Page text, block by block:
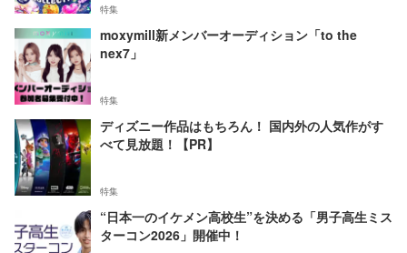
特集
moxymill新メンバーオーディション「to the
nex7」
特集
ディズニー作品はもちろん！ 国内外の人気作がす
べて見放題！【PR】
特集
“日本一のイケメン高校生”を決める「男子高生ミス
ターコン2026」開催中！